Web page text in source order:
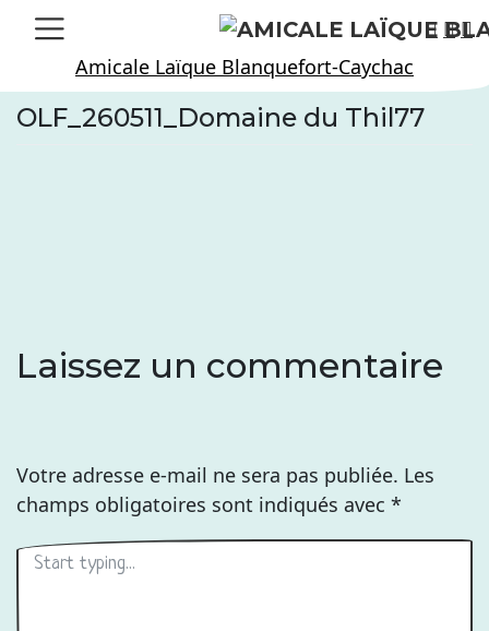
Skip
Amicale Laïque Blanquefort-Caychac
OLF_260511_Domaine du Thil77
Laissez un commentaire
Votre adresse e-mail ne sera pas publiée. Les
champs obligatoires sont indiqués avec *